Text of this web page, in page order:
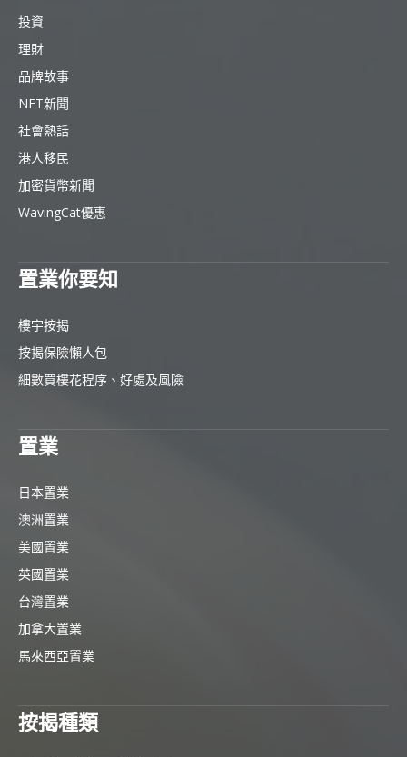
投資
理財
品牌故事
NFT新聞
社會熱話
港人移民
加密貨幣新聞
WavingCat優惠
置業你要知
樓宇按揭
按揭保險懶人包
細數買樓花程序、好處及風險
置業
日本置業
澳洲置業
美國置業
英國置業
台灣置業
加拿大置業
馬來西亞置業
按揭種類